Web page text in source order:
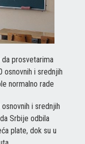
prosvetarima
osnovnih i srednjih
normalno rade
i srednjih
Srbije odbila
plate, dok su u